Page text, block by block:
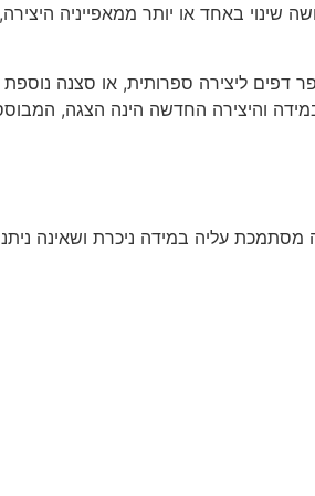
באחד או יותר ממאפייניה היצירה,
ליצירה ספרותית, או סצנה נוספת
והיצירה החדשה הינה הצגה,
מסתמכת עליה במידה ניכרת ושאינה